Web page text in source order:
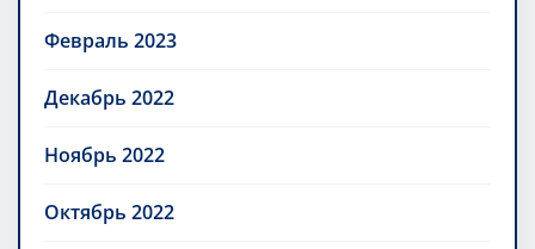
Февраль 2023
Декабрь 2022
Ноябрь 2022
Октябрь 2022